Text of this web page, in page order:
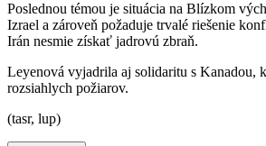
Poslednou témou je situácia na Blízkom
Izrael a zároveň požaduje trvalé riešenie
Irán nesmie získať jadrovú zbraň.
Leyenová vyjadrila aj solidaritu s Kanadou,
rozsiahlych požiarov.
(tasr, lup)